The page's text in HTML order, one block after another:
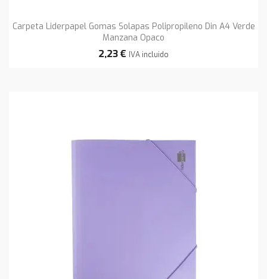
Carpeta Liderpapel Gomas Solapas Polipropileno Din A4 Verde
Manzana Opaco
2,23 € IVA incluido